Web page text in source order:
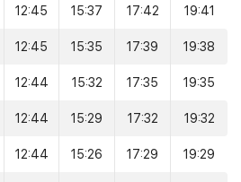
12:45 15:37 17:42 19:41
12:45 15:35 17:39 19:38
12:44 15:32 17:35 19:35
12:44 15:29 17:32 19:32
12:44 15:26 17:29 19:29